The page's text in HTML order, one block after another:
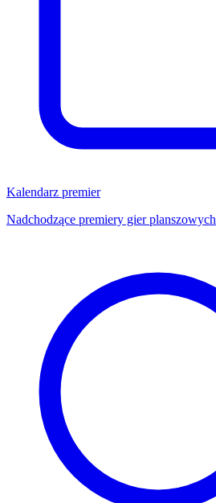
Kalendarz premier
Nadchodzące premiery gier planszowych